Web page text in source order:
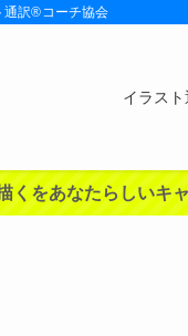
通訳®️コーチ協会
イラス
くをあなたらしいキ